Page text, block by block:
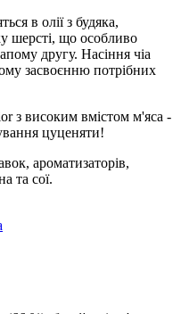
в олії з будяка,
шерсті, що особливо
другу. Насіння чіа
засвоєнню потрібних
з високим вмістом м'яса -
цуценяти!
ароматизаторів,
та сої.